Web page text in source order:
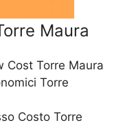
Maura
Cost Torre Maura
Torre
Costo Torre